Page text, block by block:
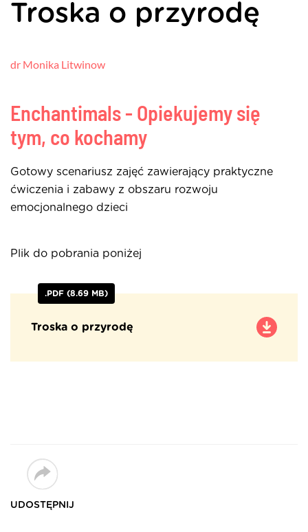
Troska o przyrodę
dr Monika Litwinow
Enchantimals - Opiekujemy się
tym, co kochamy
Gotowy scenariusz zajęć zawierający praktyczne
ćwiczenia i zabawy z obszaru rozwoju
emocjonalnego dzieci
Plik do pobrania poniżej
.PDF (8.69 MB)
Troska o przyrodę
UDOSTĘPNIJ